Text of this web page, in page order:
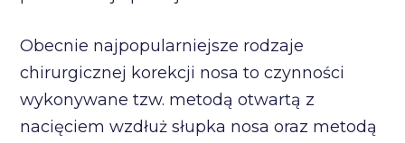
Obecnie najpopularniejsze rodzaje
chirurgicznej korekcji nosa to czynności
wykonywane tzw. metodą otwartą z
nacięciem wzdłuż słupka nosa oraz metodą